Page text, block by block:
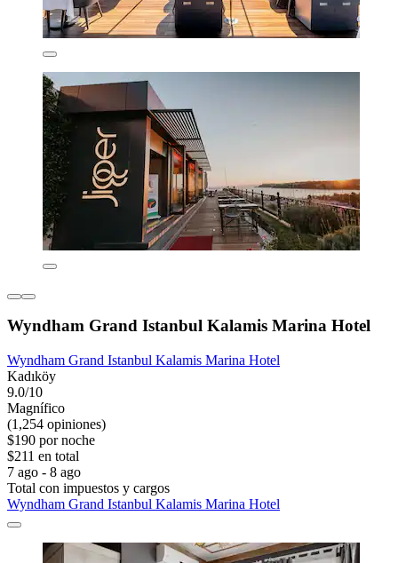
Wyndham Grand Istanbul Kalamis Marina Hotel
Wyndham Grand Istanbul Kalamis Marina Hotel
Kadıköy
9.0/10
Magnífico
(1,254 opiniones)
$190 por noche
$211 en total
7 ago - 8 ago
Total con impuestos y cargos
Wyndham Grand Istanbul Kalamis Marina Hotel